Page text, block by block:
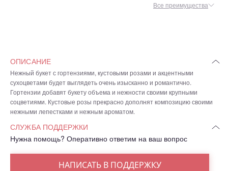
Все преимущества
ОПИСАНИЕ
Нежный букет с гортензиями, кустовыми розами и акцентными
сухоцветами будет выглядеть очень изысканно и романтично.
Гортензии добавят букету объема и нежности своими крупными
соцветиями. Кустовые розы прекрасно дополнят композицию своими
нежными лепестками и нежным ароматом.
СЛУЖБА ПОДДЕРЖКИ
Нужна помощь? Оперативно ответим на ваш вопрос
НАПИСАТЬ В ПОДДЕРЖКУ